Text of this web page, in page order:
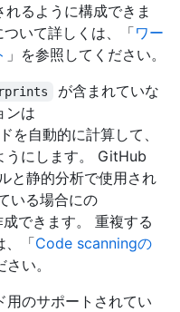
るように構成できま
いて詳しくは、「ワー
」を参照してください。
が含まれていな
ンは
を自動的に計算して、
うにします。 GitHub
と静的分析で使用され
いる場合にの
成できます。 重複する
、「Code scanningの
い。
用のサポートされてい